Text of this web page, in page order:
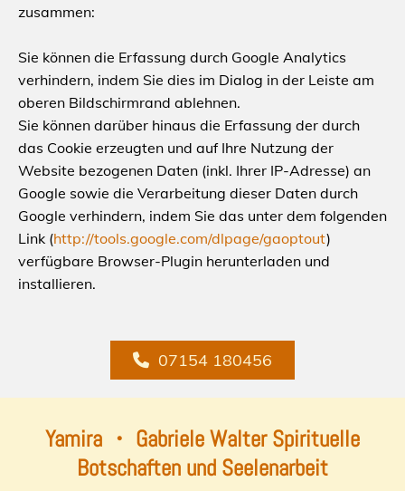
zusammen:
Sie können die Erfassung durch Google Analytics
verhindern, indem Sie dies im Dialog in der Leiste am
oberen Bildschirmrand ablehnen.
Sie können darüber hinaus die Erfassung der durch
das Cookie erzeugten und auf Ihre Nutzung der
Website bezogenen Daten (inkl. Ihrer IP-Adresse) an
Google sowie die Verarbeitung dieser Daten durch
Google verhindern, indem Sie das unter dem folgenden
Link (http://tools.google.com/dlpage/gaoptout)
verfügbare Browser-Plugin herunterladen und
installieren.
07154 180456
Yamira ・ Gabriele Walter Spirituelle
Botschaften und Seelenarbeit